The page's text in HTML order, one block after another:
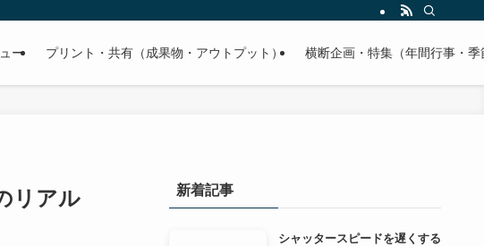
ー プリント・共有（成果物・アウトプット） 横断企画・特集（年間行事・季
リアル 新着記事
シャッタースピードを遅くする